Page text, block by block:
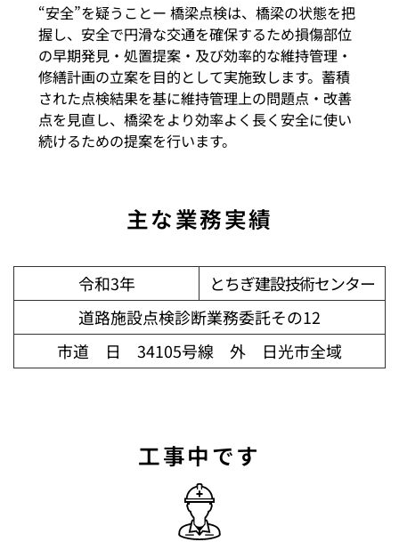
“安全”を疑うことー 橋梁点検は、橋梁の状態を把
握し、安全で円滑な交通を確保するため損傷部位
の早期発見・処置提案・及び効率的な維持管理・
修繕計画の立案を目的として実施致します。蓄積
された点検結果を基に維持管理上の問題点・改善
点を見直し、橋梁をより効率よく長く安全に使い
続けるための提案を行います。
主な業務実績
令和3年
とちぎ建設技術センター
道路施設点検診断業務委託その12
市道 日 34105号線 外 日光市全域
工事中です